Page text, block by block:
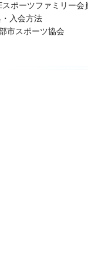
スポーツファミリー会
入会方法
市スポーツ協会